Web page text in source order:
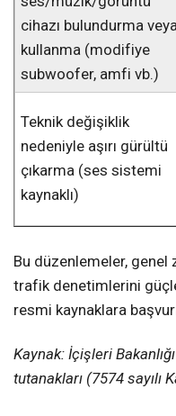
cihazı bulundurma veya
kullanma (modifiye
subwoofer, amfi vb.)
Teknik değişiklik
nedeniyle aşırı gürültü
çıkarma (ses sistemi
kaynaklı)
Bu düzenlemeler, genel
trafik denetimlerini
resmi kaynaklara
Kaynak: İçişleri
tutanakları (7574 sayılı